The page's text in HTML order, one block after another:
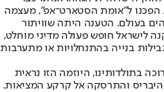
הפכנו ל"אומת הסטארט־אפ", מעצמה
בעולם. הטענה היתה שוויתור
לישראל חופש פעולה מדיני מוחלט,
בנייה בהתנחלויות או מתערבות
בתולדותינו, היוזמה הזו נראית
והתרסקה אל קרקע המציאות.